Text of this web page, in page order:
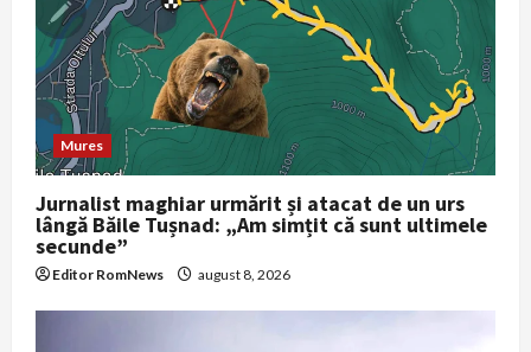
i
o
n Mures
Jurnalist maghiar urmărit și atacat de un urs
lângă Băile Tușnad: „Am simțit că sunt ultimele
secunde”
Editor RomNews august 8, 2026